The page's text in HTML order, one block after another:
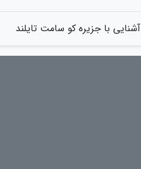
آشنایی با جزیره کو سامت تایلند